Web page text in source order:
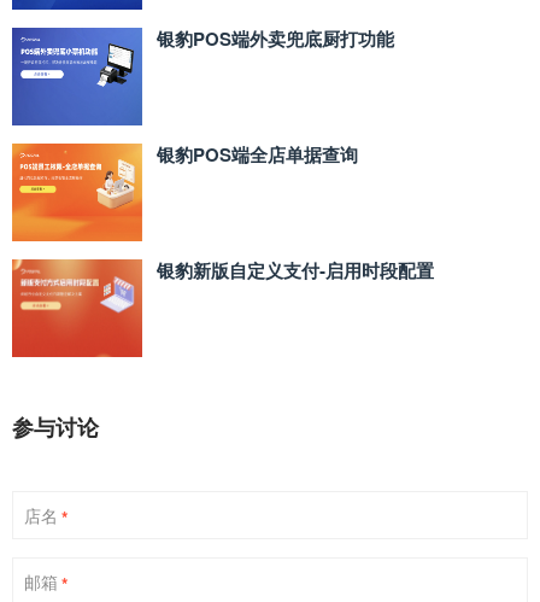
银豹POS端外卖兜底厨打功能
银豹POS端全店单据查询
银豹新版自定义支付‑启用时段配置
参与讨论
店名 *
邮箱 *